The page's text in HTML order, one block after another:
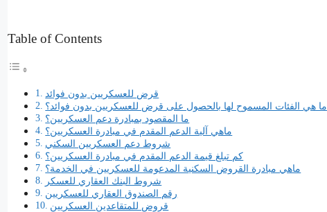
Table of Contents
قرض للعسكريين بدون فوائد
ما هي الفئات المسموح لها بالحصول على قرض للعسكريين بدون فوائد؟
ما المقصود بمبادرة دعم العسكريين؟
ماهي آلية الدعم المقدم في مبادرة العسكريين؟
شروط دعم العسكريين السكني
كم تبلغ قيمة الدعم المقدم في مبادرة العسكريين؟
ماهي مبادرة القروض السكنية المدعومة للعسكريين في الخدمة؟
شروط البنك العقاري للعسكر
رقم الصندوق العقاري للعسكريين
قروض للمتقاعدين العسكريين